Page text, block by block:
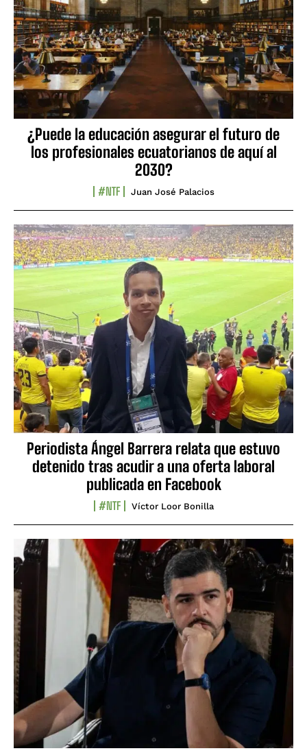
¿Puede la educación asegurar el futuro de
los profesionales ecuatorianos de aquí al
2030?
#NTF Juan José Palacios
Periodista Ángel Barrera relata que estuvo
detenido tras acudir a una oferta laboral
publicada en Facebook
#NTF Víctor Loor Bonilla